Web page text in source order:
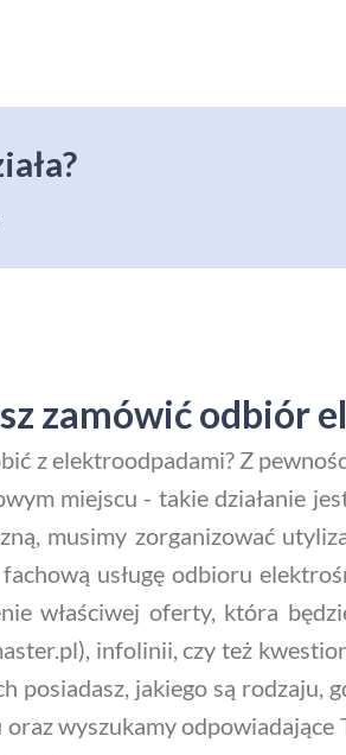
zamówić odbiór
z elektroodpadami? Z
miejscu - takie działanie
musimy zorganizować
usługę odbioru
właściwej oferty, która
infolinii, czy też
posiadasz, jakiego są rodzaju,
oraz wyszukamy